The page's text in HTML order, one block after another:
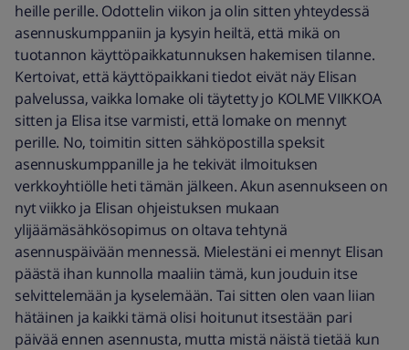
heille perille. Odottelin viikon ja olin sitten yhteydessä
asennuskumppaniin ja kysyin heiltä, että mikä on
tuotannon käyttöpaikkatunnuksen hakemisen tilanne.
Kertoivat, että käyttöpaikkani tiedot eivät näy Elisan
palvelussa, vaikka lomake oli täytetty jo KOLME VIIKKOA
sitten ja Elisa itse varmisti, että lomake on mennyt
perille. No, toimitin sitten sähköpostilla speksit
asennuskumppanille ja he tekivät ilmoituksen
verkkoyhtiölle heti tämän jälkeen. Akun asennukseen on
nyt viikko ja Elisan ohjeistuksen mukaan
ylijäämäsähkösopimus on oltava tehtynä
asennuspäivään mennessä. Mielestäni ei mennyt Elisan
päästä ihan kunnolla maaliin tämä, kun jouduin itse
selvittelemään ja kyselemään. Tai sitten olen vaan liian
hätäinen ja kaikki tämä olisi hoitunut itsestään pari
päivää ennen asennusta, mutta mistä näistä tietää kun